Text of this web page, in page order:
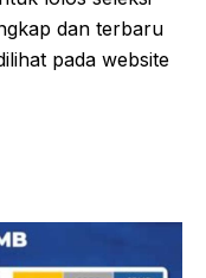
dan terbaru
pada website